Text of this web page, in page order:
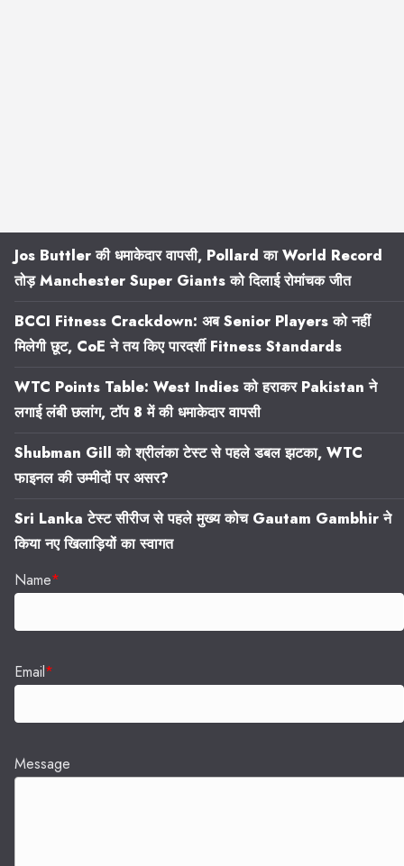
Jos Buttler की धमाकेदार वापसी, Pollard का World Record
तोड़ Manchester Super Giants को दिलाई रोमांचक जीत
BCCI Fitness Crackdown: अब Senior Players को नहीं
मिलेगी छूट, CoE ने तय किए पारदर्शी Fitness Standards
WTC Points Table: West Indies को हराकर Pakistan ने
लगाई लंबी छलांग, टॉप 8 में की धमाकेदार वापसी
Shubman Gill को श्रीलंका टेस्ट से पहले डबल झटका, WTC
फाइनल की उम्मीदों पर असर?
Sri Lanka टेस्ट सीरीज से पहले मुख्य कोच Gautam Gambhir ने
किया नए खिलाड़ियों का स्वागत
Name*
Email*
Message